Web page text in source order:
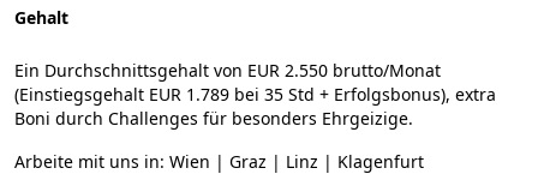
Gehalt
Ein Durchschnittsgehalt von EUR 2.550 brutto/Monat
(Einstiegsgehalt EUR 1.789 bei 35 Std + Erfolgsbonus), extra
Boni durch Challenges für besonders Ehrgeizige.
Arbeite mit uns in: Wien | Graz | Linz | Klagenfurt